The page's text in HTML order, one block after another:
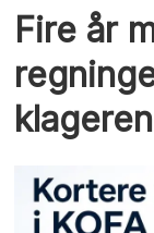
Fire år
klageren